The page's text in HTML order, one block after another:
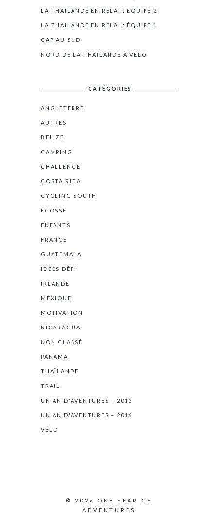
LA THAILANDE EN RELAI : ÉQUIPE 2
LA THAILANDE EN RELAI : ÉQUIPE 1
CAP AU SUD
NORD DE LA THAÏLANDE À VÉLO
CATÉGORIES
ANGLETERRE
AUTRES
BELIZE
CAMPING
CHALLENGE
COSTA RICA
CYCLING SOUTH
ECOSSE
ENFANTS
FRANCE
GUATEMALA
IDÉES DÉFI
IRLANDE
MEXIQUE
MOTIVATION
NICARAGUA
NON CLASSÉ
PANAMA
THAÏLANDE
TRAIL
UN AN D'AVENTURES – 2015
UN AN D'AVENTURES – 2016
VÉLO
© 2026 ONE YEAR OF
ADVENTURES